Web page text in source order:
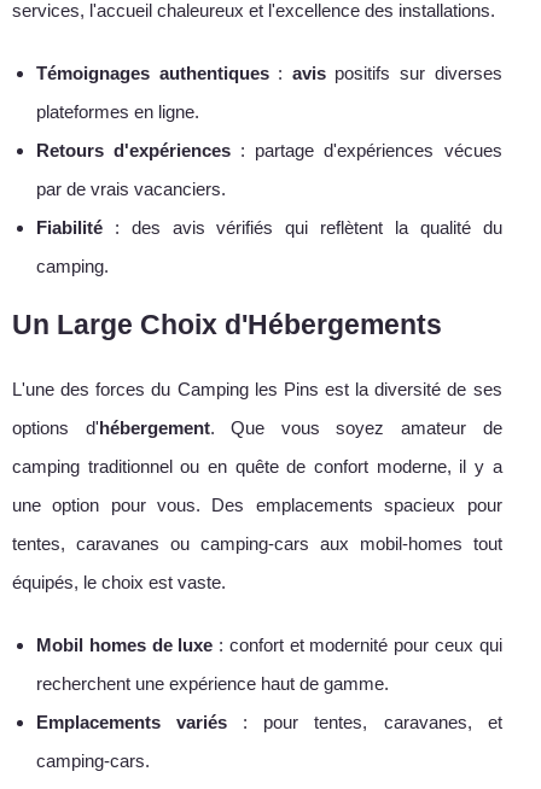
services, l'accueil chaleureux et l'excellence des installations.
Témoignages authentiques: avispositifs sur diverses
plateformes en ligne.
Retours d'expériences : partage d'expériences vécues
par de vrais vacanciers.
Fiabilité : des avis vérifiés qui reflètent la qualité du
camping.
Un Large Choix d'Hébergements
L'une des forces du Camping les Pins est la diversité de ses
options d' hébergement. Que vous soyez amateur de
camping traditionnel ou en quête de confort moderne, il y a
une option pour vous. Des emplacements spacieux pour
tentes, caravanes ou camping-cars aux mobil-homes tout
équipés, le choix est vaste.
Mobil homes de luxe : confort et modernité pour ceux qui
recherchent une expérience haut de gamme.
Emplacements variés : pour tentes, caravanes, et
camping-cars.